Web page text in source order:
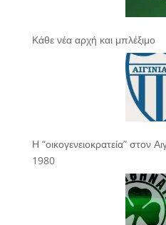
Κάθε νέα αρχή και μπλέξιμο
Η “οικογενειοκρατεία” στον
1980